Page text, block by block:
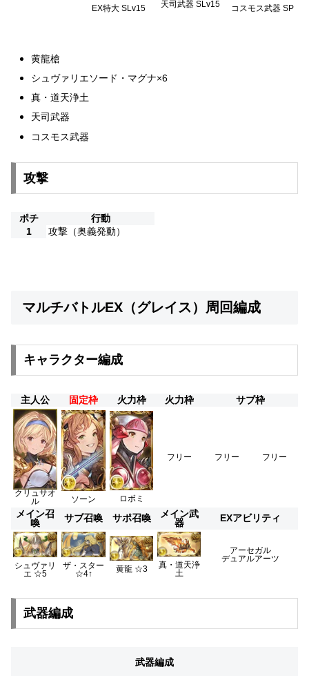
EX特大 SLv15 天司武器 SLv15 コスモス武器 SP
黄龍槍
シュヴァリエソード・マグナ×6
真・道天浄土
天司武器
コスモス武器
攻撃
ポチ
行動
1
攻撃（奥義発動）
マルチバトルEX（グレイス）周回編成
キャラクター編成
主人公 固定枠 火力枠 火力枠 サブ枠
クリュサオ
ル
ソーン ロボミ
フリー フリー フリー
メイン召
喚
サブ召喚 サポ召喚
メイン武
器
EXアビリティ
シュヴァリ
エ ☆5
ザ・スター
☆4↑
黄龍 ☆3
真・道天浄
土
アーセガル
デュアルアーツ
武器編成
武器編成